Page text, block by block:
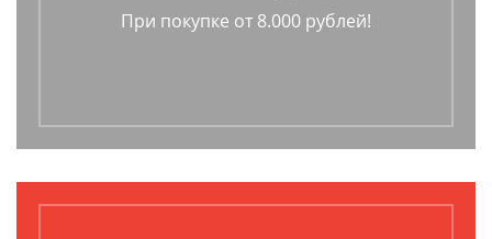
При покупке от 8.000 рублей!